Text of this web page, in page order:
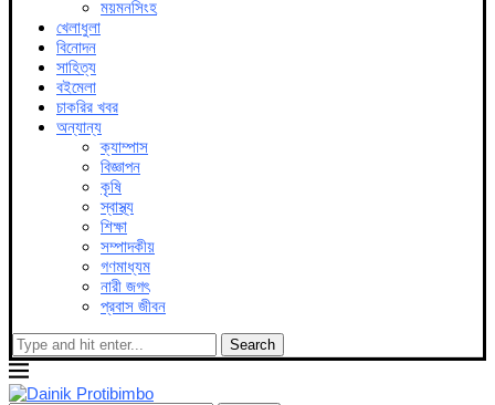
ময়মনসিংহ
খেলাধুলা
বিনোদন
সাহিত্য
বইমেলা
চাকরির খবর
অন্যান্য
ক্যাম্পাস
বিজ্ঞাপন
কৃষি
স্বাস্থ্য
শিক্ষা
সম্পাদকীয়
গণমাধ্যম
নারী জগৎ
প্রবাস জীবন
Search